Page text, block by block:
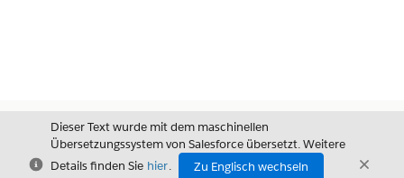
Schließen
Dieser Text wurde mit dem maschinellen
Übersetzungssystem von Salesforce übersetzt. Weitere
Details finden Sie hier.
Zu Englisch wechseln